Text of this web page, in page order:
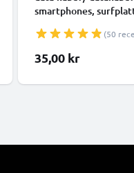
smartphones,
hörlurar - 1m 1A
PVC Datakabel svart
(50
35,00 kr